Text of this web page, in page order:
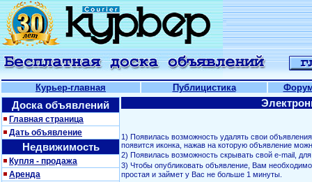
Курьер-главная Публицистика
Доска объявлений
Главная страница
Дать объявление
Недвижимость
Купля - продажа
Аренда
1) Появилась возможность удалять свои
появится иконка, нажав на которую объявление
2) Появилась возможность скрывать свой е-mail,
3) Чтобы опубликовать объявление, Вам
простая и займет у Вас не больше 1 минуты.